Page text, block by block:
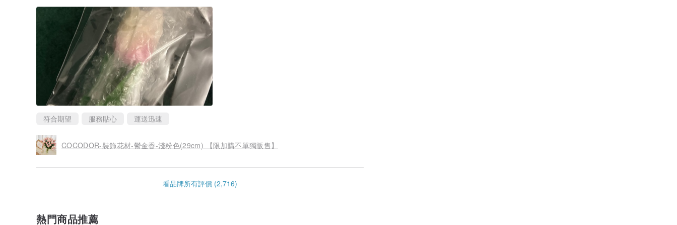
符合期望 服務貼心 運送迅速
COCODOR-裝飾花材-鬱金香-淺粉色(29cm) 【限加購不單獨販售】
看品牌所有評價 (2,716)
熱門商品推薦